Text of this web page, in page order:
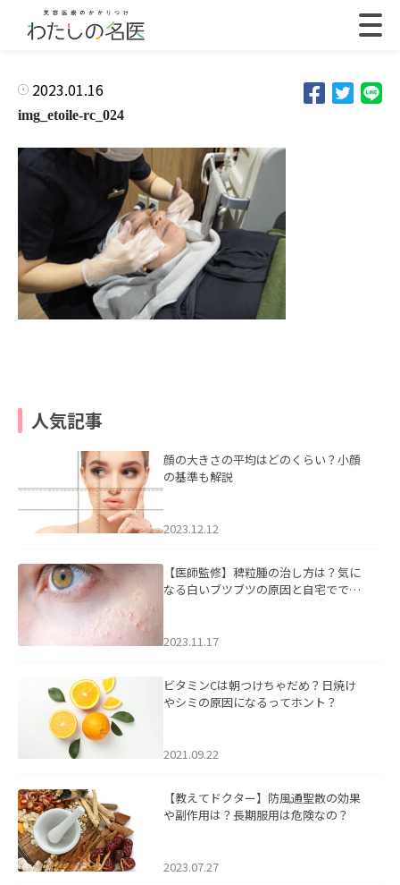
2023.01.16
img_etoile-rc_024
人気記事
顔の大きさの平均はどのくらい？小顔
の基準も解説
2023.12.12
【医師監修】稗粒腫の治し方は？気に
なる白いブツブツの原因と自宅ででき
2023.11.17
ビタミンCは朝つけちゃだめ？日焼け
やシミの原因になるってホント？
2021.09.22
【教えてドクター】防風通聖散の効果
や副作用は？長期服用は危険なの？
2023.07.27